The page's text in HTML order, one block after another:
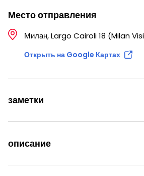
Место отправления
Милан, Largo Cairoli 18 (Milan
Открыть на Google Картах
заметки
описание